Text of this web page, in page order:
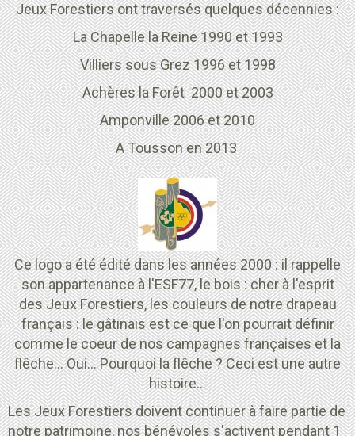
Jeux Forestiers ont traversés quelques décennies :
La Chapelle la Reine 1990 et 1993
Villiers sous Grez 1996 et 1998
Achères la Forêt 2000 et 2003
Amponville 2006 et 2010
A Tousson en 2013
Ce logo a été édité dans les années 2000 : il rappelle
son appartenance à l'ESF77, le bois : cher à l'esprit
des Jeux Forestiers, les couleurs de notre drapeau
français : le gâtinais est ce que l'on pourrait définir
comme le coeur de nos campagnes françaises et la
flêche... Oui... Pourquoi la flêche ? Ceci est une autre
histoire...
Les Jeux Forestiers doivent continuer à faire partie de
notre patrimoine, nos bénévoles s'activent pendant 1